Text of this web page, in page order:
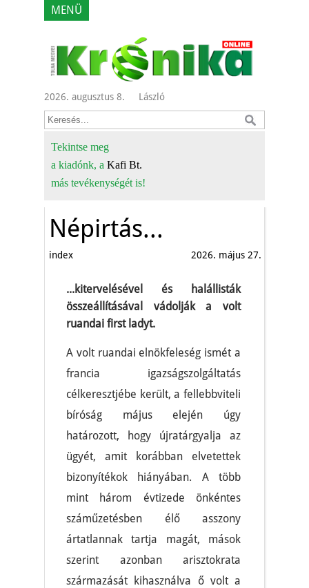
MENÜ
2026. augusztus 8. László
Tekintse meg
a kiadónk, a Kafi Bt.
más tevékenységét is!
Népirtás...
index 2026. május 27.
...kitervelésével és halállisták
összeállításával vádolják a volt
ruandai first ladyt.
A volt ruandai elnökfeleség ismét a
francia igazságszolgáltatás
célkeresztjébe került, a fellebbviteli
bíróság május elején úgy
határozott, hogy újratárgyalja az
ügyét, amit korábban elvetettek
bizonyítékok hiányában. A több
mint három évtizede önkéntes
száműzetésben élő asszony
ártatlannak tartja magát, mások
szerint azonban arisztokrata
származását kihasználva ő volt a